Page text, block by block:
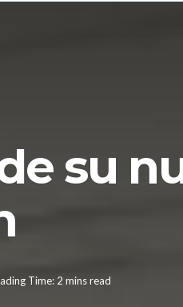
su
Time: 2 mins read